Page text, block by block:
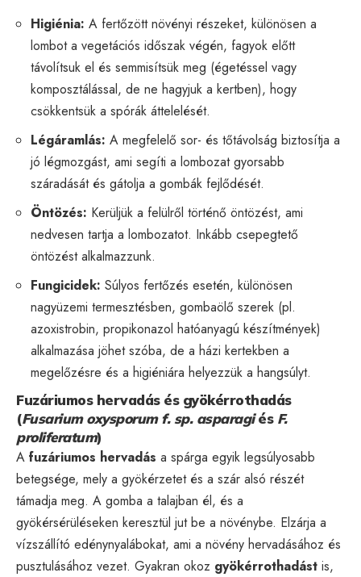
Higiénia: A fertőzött növényi részeket, különösen a
lombot a vegetációs időszak végén, fagyok előtt
távolítsuk el és semmisítsük meg (égetéssel vagy
komposztálással, de ne hagyjuk a kertben), hogy
csökkentsük a spórák áttelelését.
Légáramlás: A megfelelő sor- és tőtávolság biztosítja a
jó légmozgást, ami segíti a lombozat gyorsabb
száradását és gátolja a gombák fejlődését.
Öntözés: Kerüljük a felülről történő öntözést, ami
nedvesen tartja a lombozatot. Inkább csepegtető
öntözést alkalmazzunk.
Fungicidek: Súlyos fertőzés esetén, különösen
nagyüzemi termesztésben, gombaölő szerek (pl.
azoxistrobin, propikonazol hatóanyagú készítmények)
alkalmazása jöhet szóba, de a házi kertekben a
megelőzésre és a higiéniára helyezzük a hangsúlyt.
Fuzáriumos hervadás és gyökérrothadás
(Fusarium oxysporum f. sp. asparagiés F.
proliferatum)
A fuzáriumos hervadás a spárga egyik legsúlyosabb
betegsége, mely a gyökérzetet és a szár alsó részét
támadja meg. A gomba a talajban él, és a
gyökérsérüléseken keresztül jut be a növénybe. Elzárja a
vízszállító edénynyalábokat, ami a növény hervadásához és
pusztulásához vezet. Gyakran okoz gyökérrothadást is,